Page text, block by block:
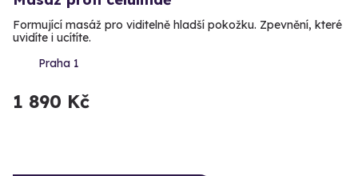
Formující masáž pro viditelně hladší pokožku. Zpevnění, které
uvidíte i ucítíte.
Praha 1
1 890 Kč